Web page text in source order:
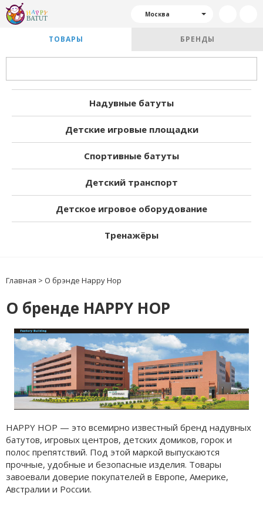
Москва
ТОВАРЫ БРЕНДЫ
Надувные батуты
Детские игровые площадки
Спортивные батуты
Детский транспорт
Детское игровое оборудование
Тренажёры
Главная > О брэнде Happy Hop
О бренде HAPPY HOP
HAPPY HOP — это всемирно известный бренд надувных
батутов, игровых центров, детских домиков, горок и
полос препятствий. Под этой маркой выпускаются
прочные, удобные и безопасные изделия. Товары
завоевали доверие покупателей в Европе, Америке,
Австралии и России.